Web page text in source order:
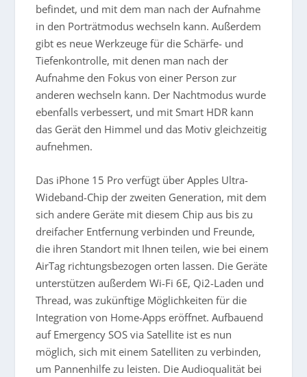
befindet, und mit dem man nach der Aufnahme
in den Porträtmodus wechseln kann. Außerdem
gibt es neue Werkzeuge für die Schärfe- und
Tiefenkontrolle, mit denen man nach der
Aufnahme den Fokus von einer Person zur
anderen wechseln kann. Der Nachtmodus wurde
ebenfalls verbessert, und mit Smart HDR kann
das Gerät den Himmel und das Motiv gleichzeitig
aufnehmen.
Das iPhone 15 Pro verfügt über Apples Ultra-
Wideband-Chip der zweiten Generation, mit dem
sich andere Geräte mit diesem Chip aus bis zu
dreifacher Entfernung verbinden und Freunde,
die ihren Standort mit Ihnen teilen, wie bei einem
AirTag richtungsbezogen orten lassen. Die Geräte
unterstützen außerdem Wi-Fi 6E, Qi2-Laden und
Thread, was zukünftige Möglichkeiten für die
Integration von Home-Apps eröffnet. Aufbauend
auf Emergency SOS via Satellite ist es nun
möglich, sich mit einem Satelliten zu verbinden,
um Pannenhilfe zu leisten. Die Audioqualität bei